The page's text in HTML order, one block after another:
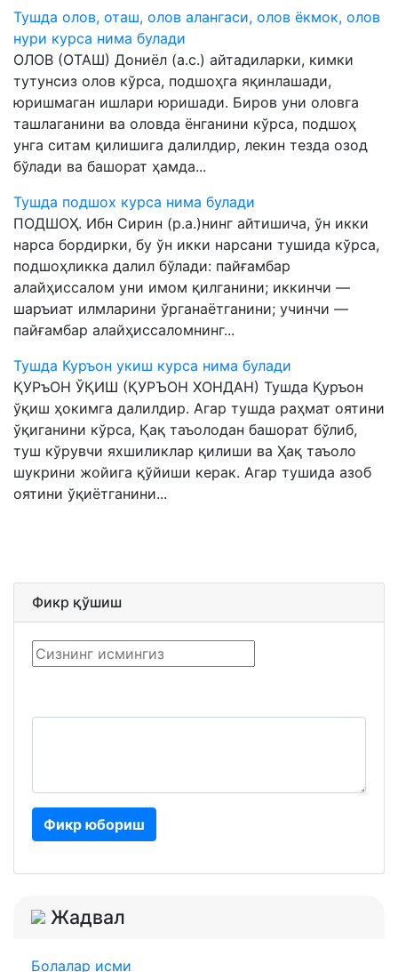
Тушда олов, оташ, олов алангаси, олов ёкмок, олов
нури курса нима булади
ОЛОВ (ОТАШ) Дониёл (а.с.) айтадиларки, кимки
тутунсиз олов кўрса, подшоҳга яқинлашади,
юришмаган ишлари юришади. Биров уни оловга
ташлаганини ва оловда ёнганини кўрса, подшоҳ
унга ситам қилишига далилдир, лекин тезда озод
бўлади ва башорат ҳамда...
Тушда подшох курса нима булади
ПОДШОҲ. Ибн Сирин (р.а.)нинг айтишича, ўн икки
нарса бордирки, бу ўн икки нарсани тушида кўрса,
подшоҳликка далил бўлади: пайғамбар
алайҳиссалом уни имом қилганини; иккинчи —
шаръиат илмларини ўрганаётганини; учинчи —
пайғамбар алайҳиссаломнинг...
Тушда Куръон укиш курса нима булади
ҚУРъОН ЎҚИШ (ҚУРЪОН ХОНДАН) Тушда Қуръон
ўқиш ҳокимга далилдир. Агар тушда раҳмат оятини
ўқиганини кўрса, Қақ таъолодан башорат бўлиб,
туш кўрувчи яхшиликлар қилиши ва Ҳақ таъоло
шукрини жойига қўйиши керак. Агар тушида азоб
оятини ўқиётганини...
Фикр қўшиш
Фикр юбориш
Жадвал
Болалар исми